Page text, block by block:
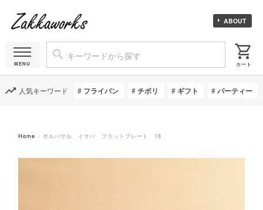
ABOUT
人気キーワード フライパン チボリ ギフト パーティー
Home ポルバサル イサバ フラットプレート 18